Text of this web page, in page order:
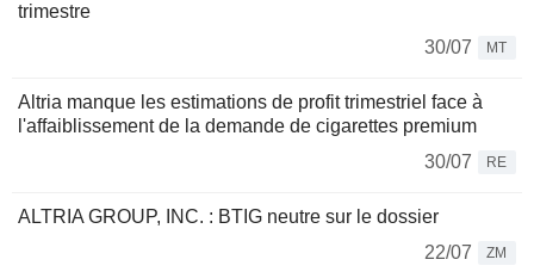
trimestre
30/07
MT
Altria manque les estimations de profit trimestriel face à
l'affaiblissement de la demande de cigarettes premium
30/07
RE
ALTRIA GROUP, INC. : BTIG neutre sur le dossier
22/07
ZM